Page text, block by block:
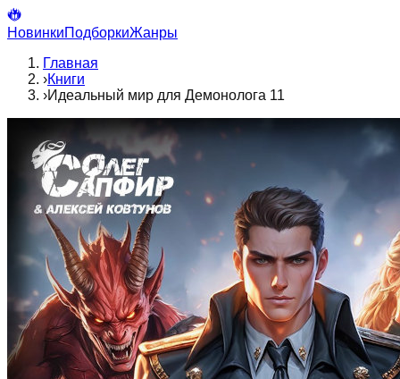
НовинкиПодборкиЖанры
Главная
›Книги
›Идеальный мир для Демонолога 11